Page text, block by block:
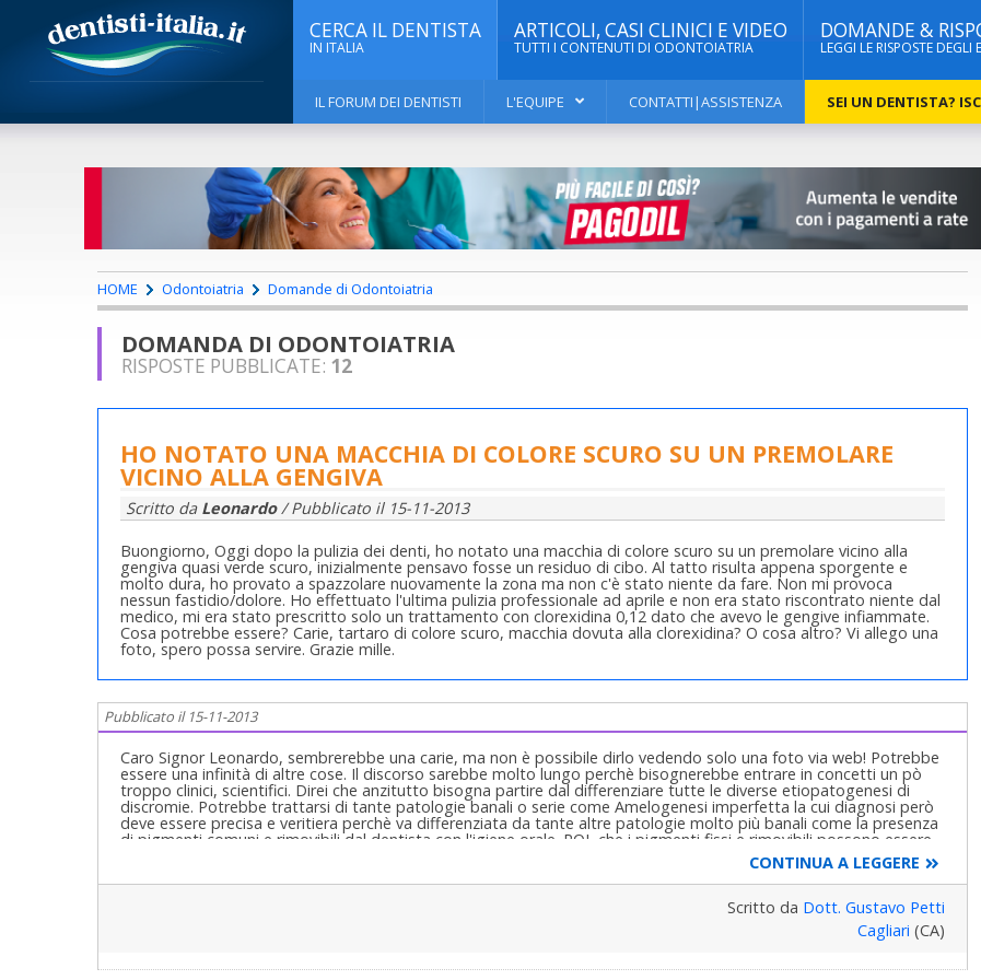
CERCA IL DENTISTA
IN ITALIA
ARTICOLI, CASI CLINICI E VIDEO
TUTTI I CONTENUTI DI ODONTOIATRIA
DOMANDE &
LEGGI LE RISPOSTE DEGLI
IL FORUM DEI DENTISTI L'EQUIPE CONTATTI|ASSISTENZA SEI UN DENTISTA?
HOME Odontoiatria Domande di Odontoiatria
DOMANDA DI ODONTOIATRIA
RISPOSTE PUBBLICATE: 12
HO NOTATO UNA MACCHIA DI COLORE SCURO SU UN PREMOLARE
VICINO ALLA GENGIVA
Scritto da Leonardo/ Pubblicato il 15-11-2013
Buongiorno, Oggi dopo la pulizia dei denti, ho notato una macchia di colore scuro su un premolare vicino alla
gengiva quasi verde scuro, inizialmente pensavo fosse un residuo di cibo. Al tatto risulta appena sporgente e
molto dura, ho provato a spazzolare nuovamente la zona ma non c'è stato niente da fare. Non mi provoca
nessun fastidio/dolore. Ho effettuato l'ultima pulizia professionale ad aprile e non era stato riscontrato niente dal
medico, mi era stato prescritto solo un trattamento con clorexidina 0,12 dato che avevo le gengive infiammate.
Cosa potrebbe essere? Carie, tartaro di colore scuro, macchia dovuta alla clorexidina? O cosa altro? Vi allego una
foto, spero possa servire. Grazie mille.
Pubblicato il 15-11-2013
Caro Signor Leonardo, sembrerebbe una carie, ma non è possibile dirlo vedendo solo una foto via web! Potrebbe
essere una infinità di altre cose. Il discorso sarebbe molto lungo perchè bisognerebbe entrare in concetti un pò
troppo clinici, scientifici. Direi che anzitutto bisogna partire dal differenziare tutte le diverse etiopatogenesi di
discromie. Potrebbe trattarsi di tante patologie banali o serie come Amelogenesi imperfetta la cui diagnosi però
deve essere precisa e veritiera perchè va differenziata da tante altre patologie molto più banali come la presenza
di pigmenti comuni e rimovibili dal dentista con l'igiene orale. POI, che i pigmenti fissi e rimovibili possono essere
dovuti a tante cose e le cause possono essere tante, dalle displasie dello smalto, alle alterazioni cromatiche per
patologie batteriche, di miceti (funghi)e tanto altro e la visita comporta tante cose e tante domande. Possono
essere solo macchie sui denti. Tutto sta proprio qui. Macchie sui denti. Sono solo macchie causate da fattori
estrinseci o intrinseci. Estrinseci come caffeina, teina, ferro (carciofi crudi per esempio). Intrinseci come farmaci, in
particolare tetracicline, fluoro in eccesso (fluorosi), e tante altre che compenetrano i prismi dello smalto, la
sostanza amorfa interprismatica e siintegrano nel suo interno alterandone il colore. Ci sono poi cause iatrogene,
della camera pulpare e della sostanza amorfa interplasmatica causata dalle varie trasformazioni chimiche
CONTINUA A LEGGERE
Scritto da Dott. Gustavo Petti
Cagliari (CA)